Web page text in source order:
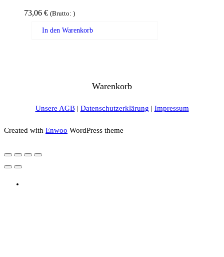
73,06 € (Brutto: )
In den Warenkorb
Warenkorb
Unsere AGB| Datenschutzerklärung | Impressum
Created with Enwoo WordPress theme